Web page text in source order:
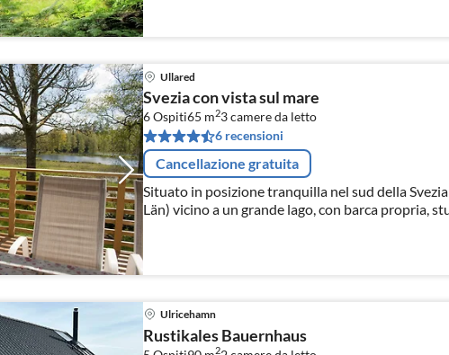
Ullared
Svezia con vista sul mare
6 Ospiti65 m23camere da letto
6 recensioni
Cancellazione gratuita
Situato in posizione tranquilla nel sud della
Län) vicino a un grande lago, con barca propria,
Ulricehamn
Rustikales Bauernhaus
2